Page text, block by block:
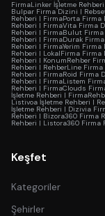
FirmaLinker İşletme Rehberi
Bulpar Firma Dizini |
Rehberi | FirmaPorta Firma
Rehberi | FirmaVita Firma
Rehberi | FirmaBulut
Rehberi | FirmaDurak
Rehberi | FirmaYerim Firma
Rehberi | LokalFirma Firma
Rehberi | KonumRehber
Rehberi | RehberLine
Rehberi | FirmaRoid Firma
Rehberi | FirmaListem
Rehberi | FirmaClouds
İşletme Rehberi |
Listivoa İşletme Rehberi |
İşletme Rehberi | Dizivia
Rehberi | Bizora360 Firma
Rehberi | Listora360 Firma
Keşfet
Kategoriler
Şehirler